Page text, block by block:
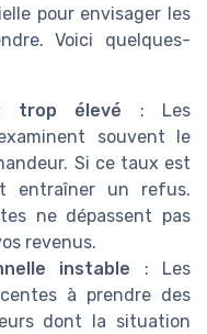
pour envisager les
Voici quelques-
trop élevé : Les
souvent le
Si ce taux est
entraîner un refus.
ne dépassent pas
revenus.
instable : Les
à prendre des
dont la situation